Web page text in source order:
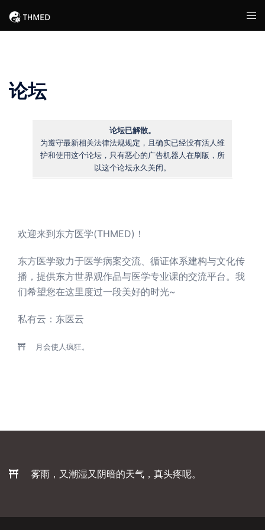
论坛
论坛已解散。
为遵守最新相关法律法规规定，且确实已经没有活人维
护和使用这个论坛，只有恶心的广告机器人在刷版，所
以这个论坛永久关闭。
欢迎来到东方医学(THMED)！
东方医学致力于医学病案交流、循证体系建构与文化传
播，提供东方世界观作品与医学专业课的交流平台。我
们希望您在这里度过一段美好的时光~
私有云： 东医云
月会使人疯狂。
雾雨，又潮湿又阴暗的天气，真头疼呢。